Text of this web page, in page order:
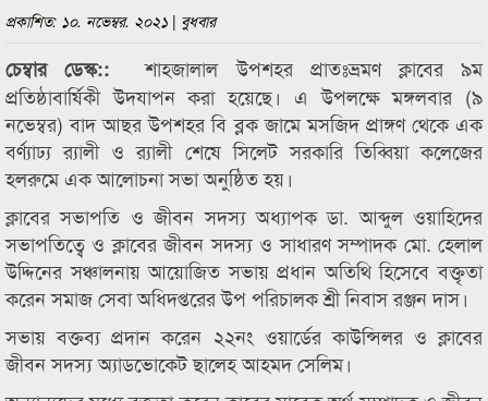
প্রকাশিত: ১০. নভেম্বর. ২০২১ | বুধবার
চেম্বার ডেস্ক::শাহজালাল উপশহর প্রাতঃভ্রমণ ক্লাবের ৯ম
প্রতিষ্ঠাবার্ষিকী উদযাপন করা হয়েছে। এ উপলক্ষে মঙ্গলবার (৯
নভেম্বর) বাদ আছর উপশহর বি ব্লক জামে মসজিদ প্রাঙ্গণ থেকে এক
বর্ণ্যাঢ্য র‍্যালী ও র‍্যালী শেষে সিলেট সরকারি তিব্বিয়া কলেজের
হলরুমে এক আলোচনা সভা অনুষ্ঠিত হয়।
ক্লাবের সভাপতি ও জীবন সদস্য অধ্যাপক ডা. আব্দুল ওয়াহিদের
সভাপতিত্বে ও ক্লাবের জীবন সদস্য ও সাধারণ সম্পাদক মো. হেলাল
উদ্দিনের সঞ্চালনায় আয়োজিত সভায় প্রধান অতিথি হিসেবে বক্তৃতা
করেন সমাজ সেবা অধিদপ্তরের উপ পরিচালক শ্রী নিবাস রঞ্জন দাস।
সভায় বক্তব্য প্রদান করেন ২২নং ওয়ার্ডের কাউন্সিলর ও ক্লাবের
জীবন সদস্য অ্যাডভোকেট ছালেহ আহমদ সেলিম।